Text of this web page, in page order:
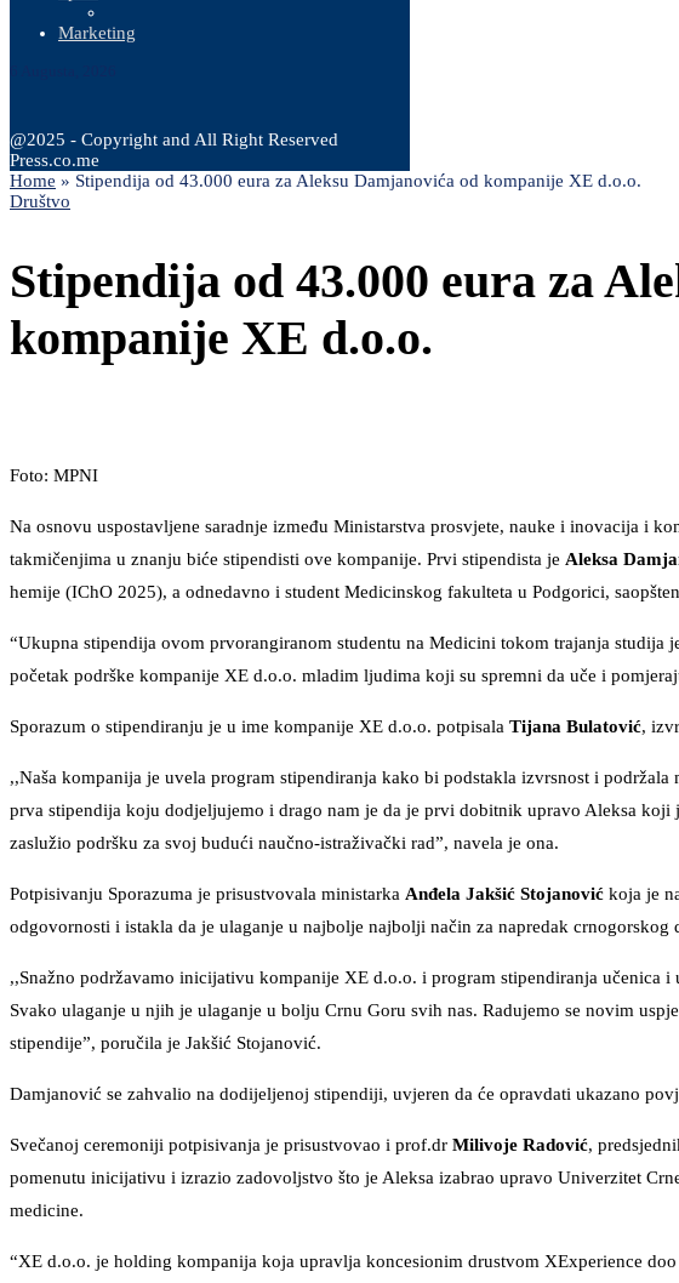
Marketing
@2025 - Copyright and All Right Reserved
Press.co.me
Home » Stipendija od 43.000 eura za Aleksu Damjanovića od kompanije XE d.o.o.
Društvo
Stipendija od 43.000 eura za
kompanije XE d.o.o.
Foto: MPNI
Na osnovu uspostavljene saradnje između Ministarstva prosvjete, nauke i inovacija i
takmičenjima u znanju biće stipendisti ove kompanije. Prvi stipendista je Aleksa
hemije (IChO 2025), a odnedavno i student Medicinskog fakulteta u Podgorici,
“Ukupna stipendija ovom prvorangiranom studentu na Medicini tokom trajanja studija
početak podrške kompanije XE d.o.o. mladim ljudima koji su spremni da uče i
Sporazum o stipendiranju je u ime kompanije XE d.o.o. potpisala Tijana Bulatović,
,,Naša kompanija je uvela program stipendiranja kako bi podstakla izvrsnost i
prva stipendija koju dodjeljujemo i drago nam je da je prvi dobitnik upravo Aleksa
zaslužio podršku za svoj budući naučno-istraživački rad”, navela je ona.
Potpisivanju Sporazuma je prisustvovala ministarka Anđela Jakšić Stojanović koja je
odgovornosti i istakla da je ulaganje u najbolje najbolji način za napredak crnogorskog
,,Snažno podržavamo inicijativu kompanije XE d.o.o. i program stipendiranja učenica
Svako ulaganje u njih je ulaganje u bolju Crnu Goru svih nas. Radujemo se novim
stipendije”, poručila je Jakšić Stojanović.
Damjanović se zahvalio na dodijeljenoj stipendiji, uvjeren da će opravdati ukazano
Svečanoj ceremoniji potpisivanja je prisustvovao i prof.dr Milivoje Radović,
pomenutu inicijativu i izrazio zadovoljstvo što je Aleksa izabrao upravo Univerzitet
medicine.
“XE d.o.o. je holding kompanija koja upravlja koncesionim drustvom XExperience